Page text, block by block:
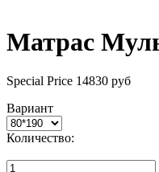
Матрас
Special Price 14830 руб
Вариант
Количество: